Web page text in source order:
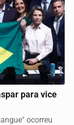
para vice
ocorreu